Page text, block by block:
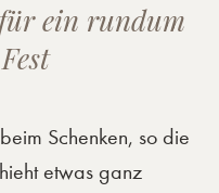
ein rundum
Schenken, so die
etwas ganz